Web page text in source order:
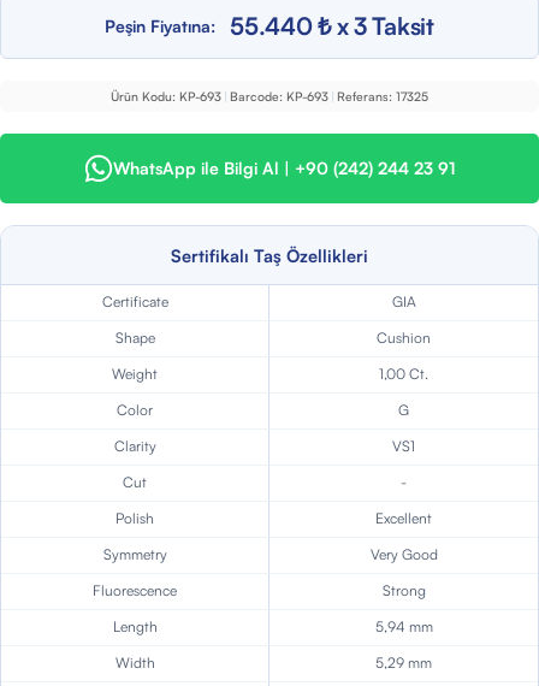
Peşin Fiyatına: 55.440 ₺ x 3 Taksit
Ürün Kodu: KP-693 | Barcode: KP-693 | Referans: 17325
WhatsApp ile Bilgi Al | +90 (242) 244 23 91
Sertifikalı Taş Özellikleri
Certificate
GIA
Shape
Cushion
Weight
1,00 Ct.
Color
G
Clarity
VS1
Cut
-
Polish
Excellent
Symmetry
Very Good
Fluorescence
Strong
Length
5,94 mm
Width
5,29 mm